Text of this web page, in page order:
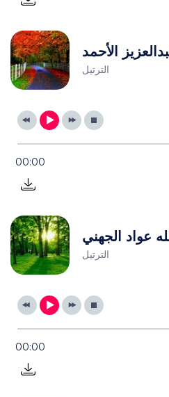
الأحمد
الترتيل
00:00
عواد الجهني
الترتيل
00:00